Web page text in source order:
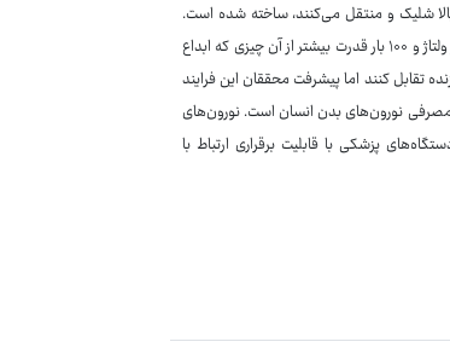
بالا شلیک و منتقل می‌کنند، ساخته شده است.
«جون یائو» استادیار دانشگاه و مولف این پژوهش می‌گوید: نسخه‌های قبلی نورون‌های مصنوعی از ۱۰ بار ولتاژ و ۱۰۰ بار قدرت بیشتر از آن چیزی که ابداع
تقابل کنند اما پیشرفت محققان این فرایند
که تقریبا معادل برق مصرفی نورون‌های بدن انسان است. نورون‌های
پزشکی با قابلیت برقراری ارتباط با